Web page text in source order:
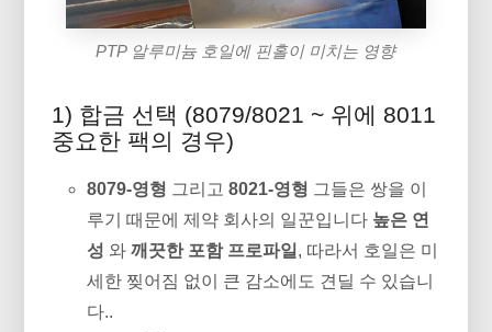
PTP 알루미늄 호일에 핀홀이 미치는 영향
1) 합금 선택 (8079/8021 ~ 위에 8011
중요한 팩의 경우)
8079-영형 그리고8021-영형 그들은 쌍을 이
루기 때문에 제약 회사의 일꾼입니다 높은 연
성 와깨끗한 포함 프로파일, 따라서 호일은 미
세한 찢어짐 없이 큰 감소에도 견딜 수 있습니
다..